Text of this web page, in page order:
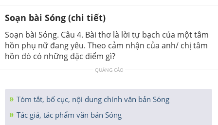
Soạn bài Sóng (chi tiết)
Soạn bài Sóng. Câu 4. Bài thơ là lời tự bạch của một tâm
hồn phụ nữ đang yêu. Theo cảm nhận của anh/ chị tâm
hồn đó có những đặc điểm gì?
QUẢNG CÁO
Tóm tắt, bố cục, nội dung chính văn bản Sóng
Tác giả, tác phẩm văn bản Sóng